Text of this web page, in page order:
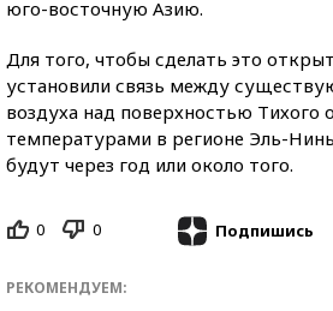
юго-восточную Азию.
Для того, чтобы сделать это
установили связь между
воздуха над поверхностью Тихого
температурами в регионе Эль-
будут через год или около того.
0 0 Подпишись
РЕКОМЕНДУЕМ: